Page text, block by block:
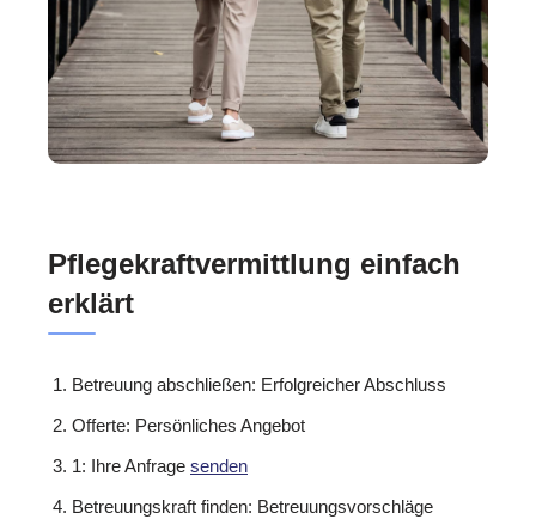
Pflegekraftvermittlung einfach
erklärt
Betreuung abschließen: Erfolgreicher Abschluss
Offerte: Persönliches Angebot
1: Ihre Anfrage senden
Betreuungskraft finden: Betreuungsvorschläge